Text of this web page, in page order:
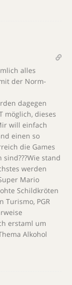
alles
der Norm-
dagegen
möglich, dieses
will einfach
einen so
die Games
stand
werden
Mario
Schildkröten
Turismo, PGR
erstaml um
Alkohol